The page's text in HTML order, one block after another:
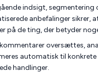
indsigt, segmentering
anbefalinger sikrer,
på de ting, der betyder
oversættes,
automatisk til
handlinger.